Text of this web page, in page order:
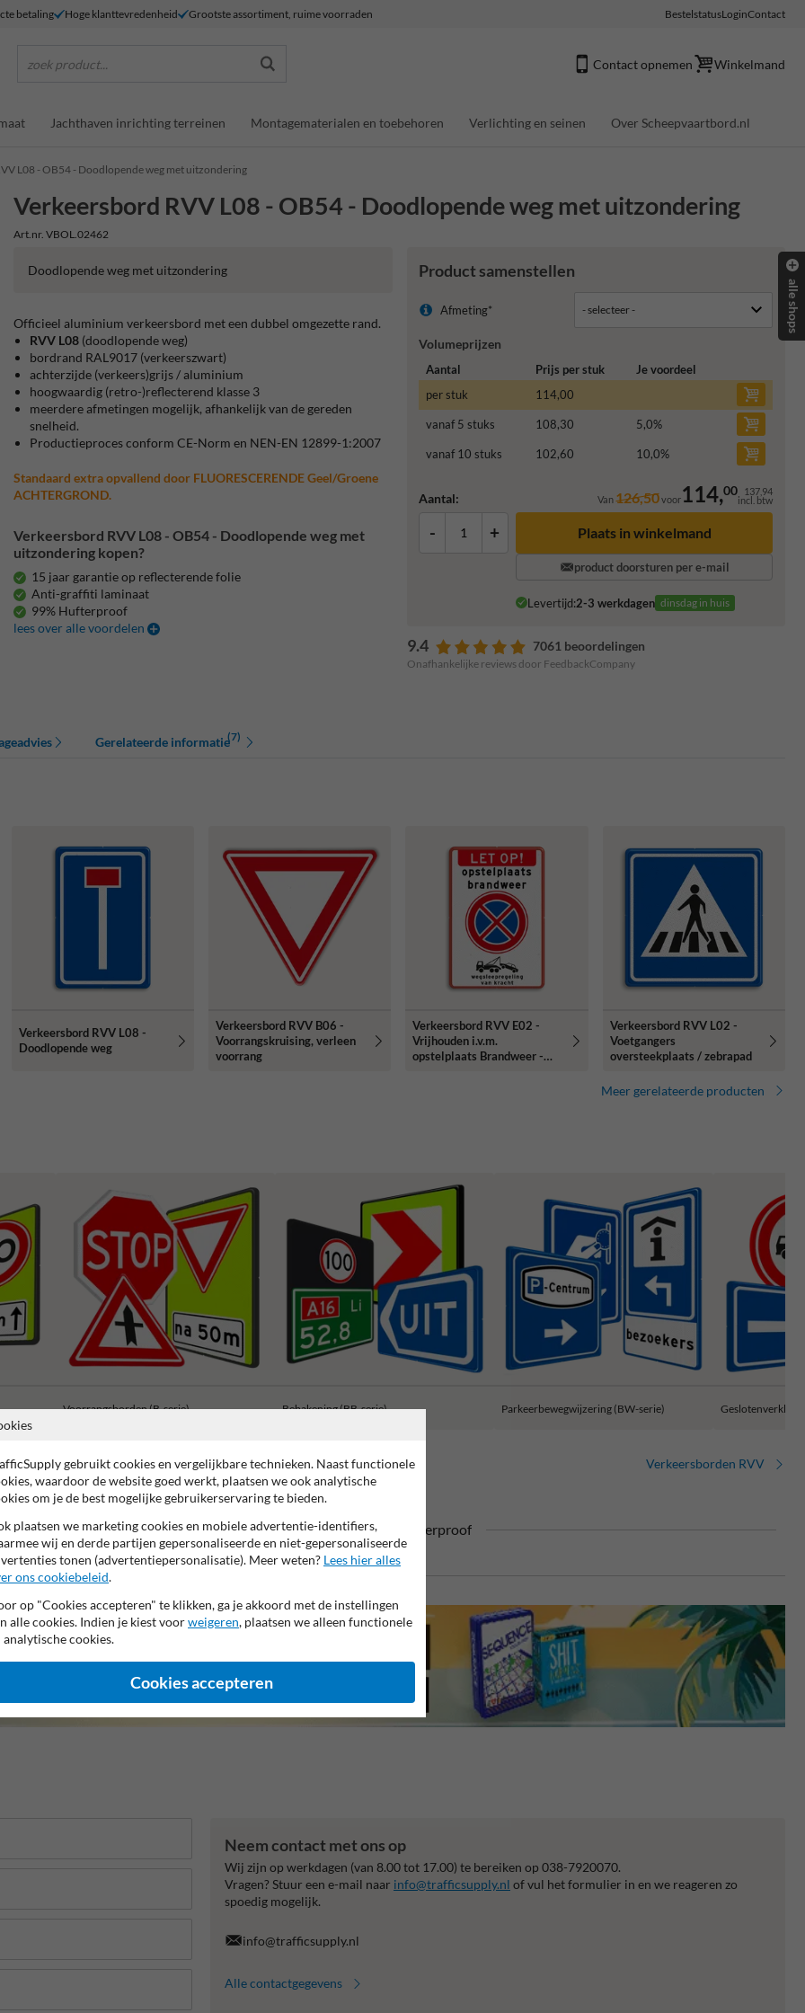
betaling Hoge klanttevredenheid Grootste assortiment, ruime voorraden BestelstatusLoginContact
zoek product... Contact opnemen Winkelmand
Jachthaven inrichting terreinen Montagematerialen en toebehoren Verlichting en seinen Over Scheepvaartbord.nl
L08 - OB54 - Doodlopende weg met uitzondering
Verkeersbord RVV L08 - OB54 - Doodlopende weg met uitzondering
Art.nr. VBOL.02462
Product samenstellen
Afmeting*
Volumeprijzen
Aantal Prijs per stuk
Je voordeel
per stuk
114,00
vanaf 5 stuks 108,30 5,0%
vanaf 10 stuks 102,60 10,0%
Aantal: Van126,50voor114,00 137,94
incl. btw
- + Plaats in winkelmand
product doorsturen per e-mail
Levertijd:2-3 werkdagen dinsdag in huis
9.4 7061 beoordelingen
Onafhankelijke reviews door FeedbackCompany
Doodlopende weg met uitzondering
Officieel aluminium verkeersbord met een dubbel omgezette rand.
RVV L08 (doodlopende weg)
bordrand RAL9017 (verkeerszwart)
achterzijde (verkeers)grijs / aluminium
hoogwaardig (retro-)reflecterend klasse 3
meerdere afmetingen mogelijk, afhankelijk van de gereden
snelheid.
Productieproces conform CE-Norm en NEN-EN 12899-1:2007
Standaard extra opvallend door FLUORESCERENDE Geel/Groene
ACHTERGROND.
Verkeersbord RVV L08 - OB54 - Doodlopende weg met
uitzondering kopen?
15 jaar garantie op reflecterende folie
Anti-graffiti laminaat
99% Hufterproof
lees over alle voordelen
Gerelateerde informatie(7)
Verkeersbord RVV L08 -
Doodlopende weg
Verkeersbord RVV B06 -
Voorrangskruising, verleen
voorrang
Verkeersbord RVV E02 -
Vrijhouden i.v.m.
opstelplaats Brandweer -
Verkeersbord RVV L02 -
Voetgangers
oversteekplaats / zebrapad
Meer gerelateerde producten
Voorrangsborden (B-serie) Bebakening (BB-serie) Parkeerbewegwijzering (BW-serie)
Verkeersborden RVV
garantie op reflecterende folie Anti-graffiti laminaat 99% Hufterproof
Neem contact met ons op
Wij zijn op werkdagen (van 8.00 tot 17.00) te bereiken op 038-7920070.
Vragen? Stuur een e-mail naar info@trafficsupply.nl of vul het formulier in en we reageren zo
spoedig mogelijk.
info@trafficsupply.nl
Alle contactgegevens
alle shops
gebruikt cookies en vergelijkbare technieken. Naast functionele
waardoor de website goed werkt, plaatsen we ook analytische
om je de best mogelijke gebruikerservaring te bieden.
plaatsen we marketing cookies en mobiele advertentie-identifiers,
wij en derde partijen gepersonaliseerde en niet-gepersonaliseerde
tonen (advertentiepersonalisatie). Meer weten? Lees hier alles
ons cookiebeleid.
op "Cookies accepteren" te klikken, ga je akkoord met de instellingen
alle cookies. Indien je kiest voorweigeren, plaatsen we alleen functionele
analytische cookies.
Cookies accepteren